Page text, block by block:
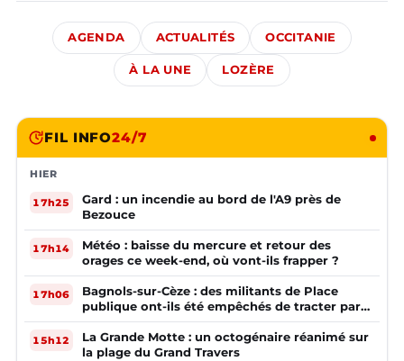
AGENDA ACTUALITÉS OCCITANIE
À LA UNE LOZÈRE
FIL INFO24/7
HIER
17h25
Gard : un incendie au bord de l'A9 près de
Bezouce
17h14
Météo : baisse du mercure et retour des
orages ce week-end, où vont-ils frapper ?
17h06
Bagnols-sur-Cèze : des militants de Place
publique ont-ils été empêchés de tracter par
la mairie ?
15h12
La Grande Motte : un octogénaire réanimé sur
la plage du Grand Travers